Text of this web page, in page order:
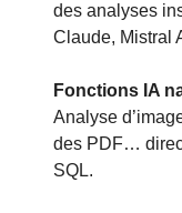
des analyses
Claude, Mistral
Fonctions IA
Analyse
des PDF…
SQL.